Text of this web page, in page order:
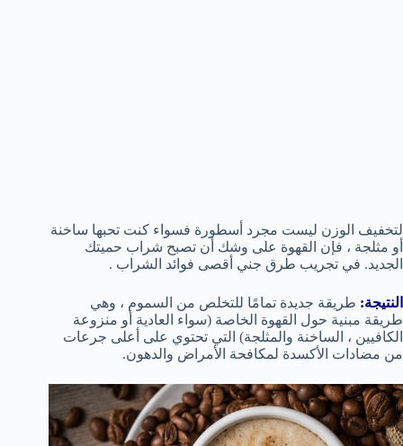
لتخفيف الوزن ليست مجرد أسطورة فسواء كنت تحبها ساخنة
أو مثلجة ، فإن القهوة على وشك أن تصبح شراب حميتك
الجديد. في تجريب طرق جني أقصى فوائد الشراب .
النتيجة: طريقة جديدة تمامًا للتخلص من السموم ، وهي
طريقة مبنية حول القهوة الخاصة (سواء العادية أو منزوعة
الكافيين ، الساخنة والمثلجة) التي تحتوي على أعلى جرعات
من مضادات الأكسدة لمكافحة الأمراض والدهون.